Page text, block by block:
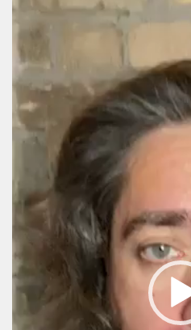
Player